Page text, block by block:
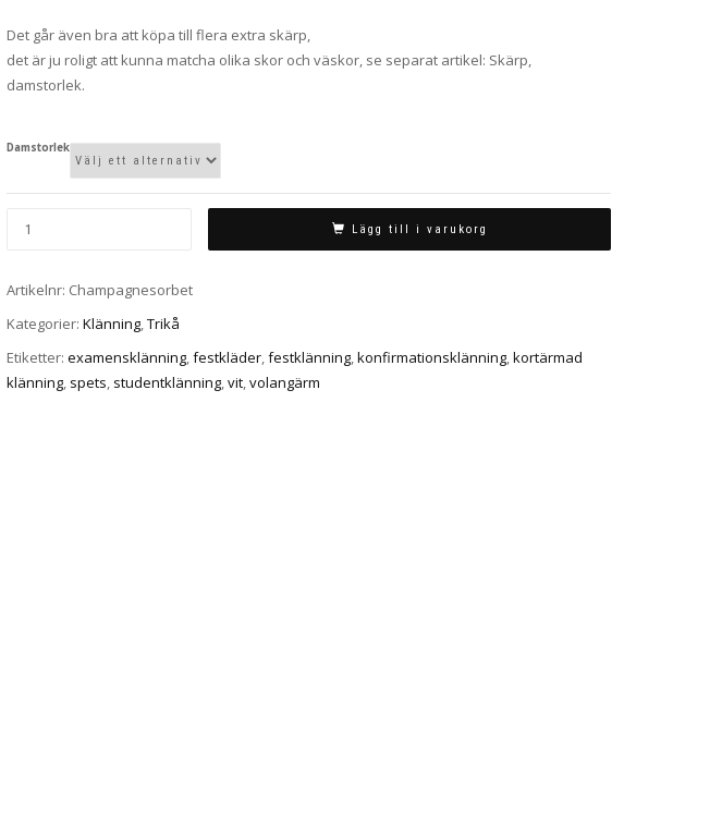
Det går även bra att köpa till flera extra skärp,
det är ju roligt att kunna matcha olika skor och väskor, se separat artikel: Skärp,
damstorlek.
Damstorlek
Lägg till i varukorg
Artikelnr: Champagnesorbet
Kategorier: Klänning,Trikå
Etiketter: examensklänning,festkläder,festklänning,konfirmationsklänning,kortärmad
klänning, spets, studentklänning,vit,volangärm